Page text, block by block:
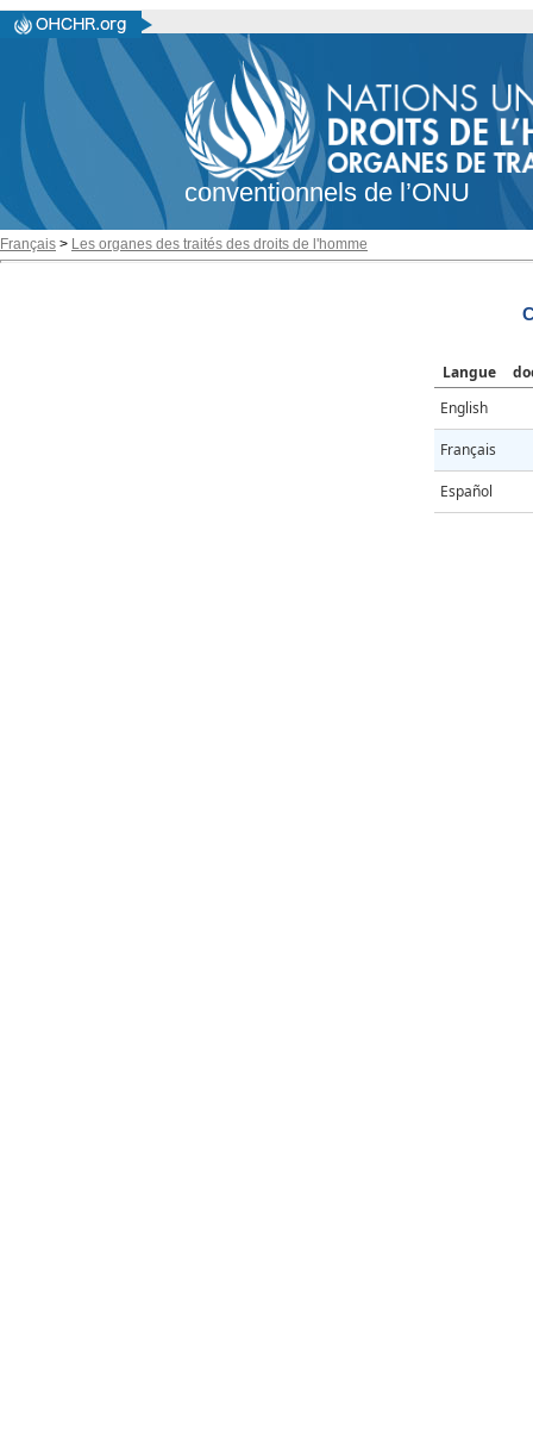
conventionnels de l’ONU
Français > Les organes des traités des droits de l'homme
Langue
English
Français
Español